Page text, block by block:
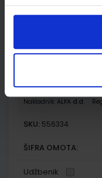
ŠIFRA OMOTA:
FIZIKA 1; udžbenik iz
Autor(i):Jakov Labor
Nakladnik: ALFA d.d.
SKU: 556334
ŠIFRA OMOTA:
Udžbenik